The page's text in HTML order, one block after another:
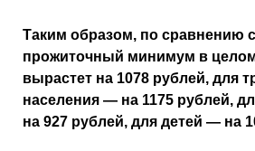
Таким образом, по сравнению
прожиточный минимум в
вырастет на 1078 рублей, для
населения — на 1175 рублей,
на 927 рублей, для детей — на